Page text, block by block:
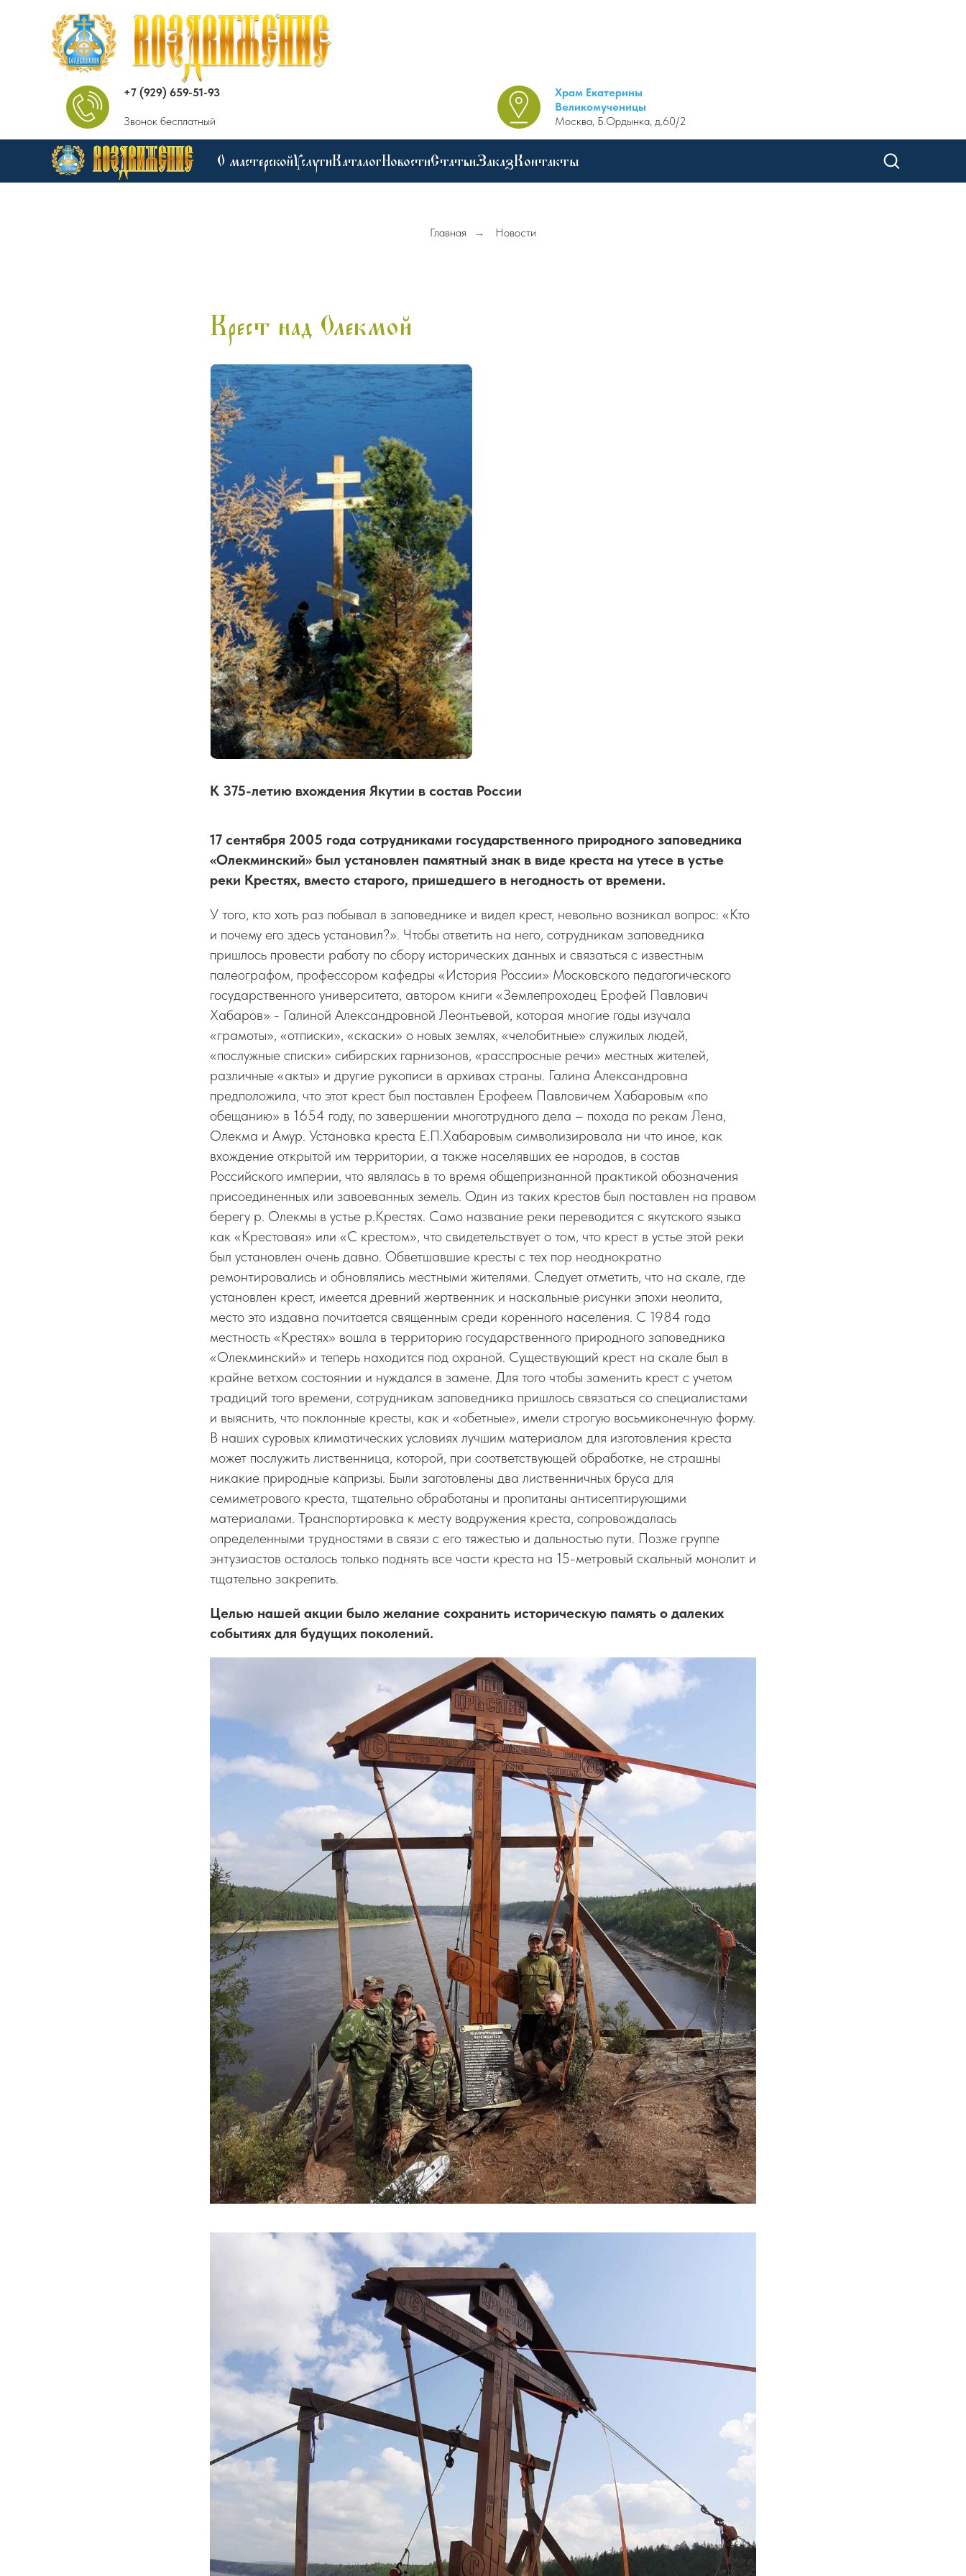
+7 (929) 659-51-93
Звонок бесплатный
Храм Екатерины
Великомученицы
Москва, Б.Ордынка, д.60/2
О мастерскойУслугиКаталогНовостиСтатьиЗаказКонтакты
Главная → Новости
Крест над Олекмой
К 375-летию вхождения Якутии в состав России
17 сентября 2005 года сотрудниками государственного природного заповедника
«Олекминский» был установлен памятный знак в виде креста на утесе в устье
реки Крестях, вместо старого, пришедшего в негодность от времени.
У того, кто хоть раз побывал в заповеднике и видел крест, невольно возникал вопрос: «Кто
и почему его здесь установил?». Чтобы ответить на него, сотрудникам заповедника
пришлось провести работу по сбору исторических данных и связаться с известным
палеографом, профессором кафедры «История России» Московского педагогического
государственного университета, автором книги «Землепроходец Ерофей Павлович
Хабаров» - Галиной Александровной Леонтьевой, которая многие годы изучала
«грамоты», «отписки», «скаски» о новых землях, «челобитные» служилых людей,
«послужные списки» сибирских гарнизонов, «расспросные речи» местных жителей,
различные «акты» и другие рукописи в архивах страны. Галина Александровна
предположила, что этот крест был поставлен Ерофеем Павловичем Хабаровым «по
обещанию» в 1654 году, по завершении многотрудного дела – похода по рекам Лена,
Олекма и Амур. Установка креста Е.П.Хабаровым символизировала ни что иное, как
вхождение открытой им территории, а также населявших ее народов, в состав
Российского империи, что являлась в то время общепризнанной практикой обозначения
присоединенных или завоеванных земель. Один из таких крестов был поставлен на правом
берегу р. Олекмы в устье р.Крестях. Само название реки переводится с якутского языка
как «Крестовая» или «С крестом», что свидетельствует о том, что крест в устье этой реки
был установлен очень давно. Обветшавшие кресты с тех пор неоднократно
ремонтировались и обновлялись местными жителями. Следует отметить, что на скале, где
установлен крест, имеется древний жертвенник и наскальные рисунки эпохи неолита,
место это издавна почитается священным среди коренного населения. С 1984 года
местность «Крестях» вошла в территорию государственного природного заповедника
«Олекминский» и теперь находится под охраной. Существующий крест на скале был в
крайне ветхом состоянии и нуждался в замене. Для того чтобы заменить крест с учетом
традиций того времени, сотрудникам заповедника пришлось связаться со специалистами
и выяснить, что поклонные кресты, как и «обетные», имели строгую восьмиконечную форму.
В наших суровых климатических условиях лучшим материалом для изготовления креста
может послужить лиственница, которой, при соответствующей обработке, не страшны
никакие природные капризы. Были заготовлены два лиственничных бруса для
семиметрового креста, тщательно обработаны и пропитаны антисептирующими
материалами. Транспортировка к месту водружения креста, сопровождалась
определенными трудностями в связи с его тяжестью и дальностью пути. Позже группе
энтузиастов осталось только поднять все части креста на 15-метровый скальный монолит и
тщательно закрепить.
Целью нашей акции было желание сохранить историческую память о далеких
событиях для будущих поколений.